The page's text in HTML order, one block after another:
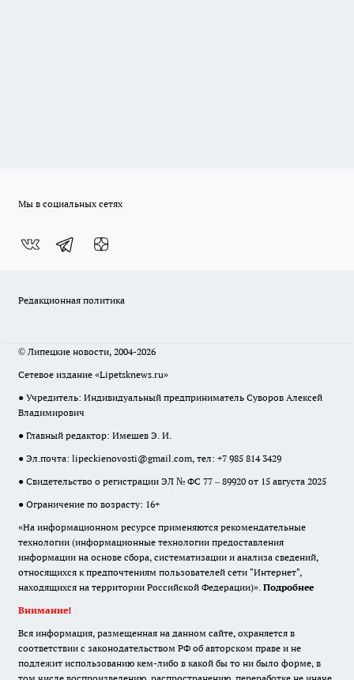
Мы в социальных сетях
Редакционная политика
© Липецкие новости, 2004-2026
Сетевое издание «Lipetsknews.ru»
● Учредитель: Индивидуальный предприниматель Суворов Алексей
Владимирович
● Главный редактор: Имешев Э. И.
● Эл.почта: lipeckienovosti@gmail.com, тел: +7 985 814 3429
● Свидетельство о регистрации ЭЛ № ФС 77 – 89920 от 15 августа 2025
● Ограничение по возрасту: 16+
«На информационном ресурсе применяются рекомендательные
технологии (информационные технологии предоставления
информации на основе сбора, систематизации и анализа сведений,
относящихся к предпочтениям пользователей сети "Интернет",
находящихся на территории Российской Федерации)». Подробнее
Внимание!
Вся информация, размещенная на данном сайте, охраняется в
соответствии с законодательством РФ об авторском праве и не
подлежит использованию кем-либо в какой бы то ни было форме, в